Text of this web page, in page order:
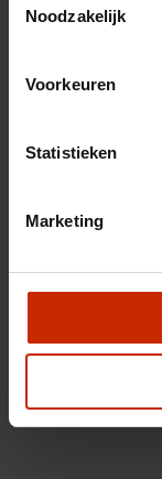
Noodzakelijk
Voorkeuren
Statistieken
Marketing